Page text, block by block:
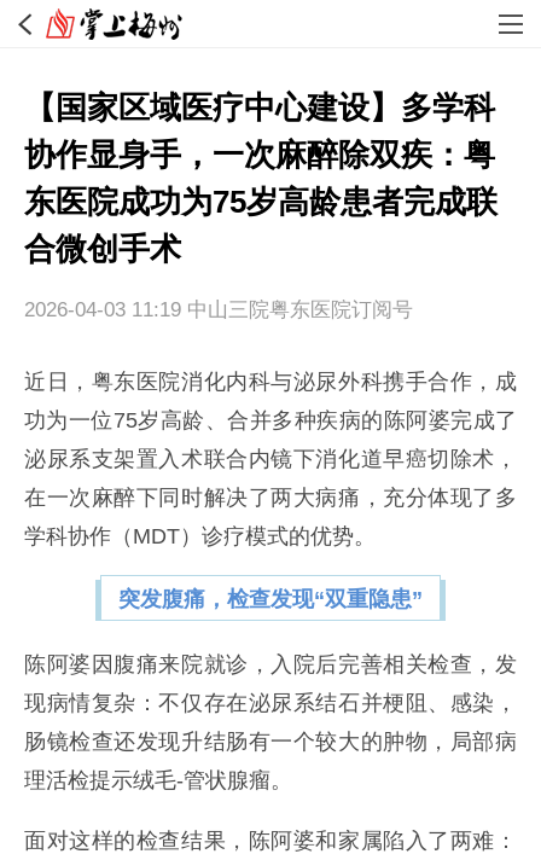
【国家区域医疗中心建设】多学科
协作显身手，一次麻醉除双疾：粤
东医院成功为75岁高龄患者完成联
合微创手术
2026-04-03 11:19 中山三院粤东医院订阅号
近日，粤东医院消化内科与泌尿外科携手合作，成
功为一位75岁高龄、合并多种疾病的陈阿婆完成了
泌尿系支架置入术联合内镜下消化道早癌切除术，
在一次麻醉下同时解决了两大病痛，充分体现了多
学科协作（MDT）诊疗模式的优势。
突发腹痛，检查发现“双重隐患”
陈阿婆因腹痛来院就诊，入院后完善相关检查，发
现病情复杂：不仅存在泌尿系结石并梗阻、感染，
肠镜检查还发现升结肠有一个较大的肿物，局部病
理活检提示绒毛-管状腺瘤。
面对这样的检查结果，陈阿婆和家属陷入了两难：